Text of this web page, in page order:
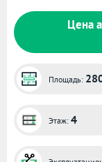
Цена
Площадь:
Этаж: 4